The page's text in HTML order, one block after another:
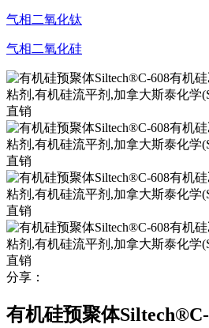
气相二氧化钛
气相二氧化硅
分享：
有机硅预聚体